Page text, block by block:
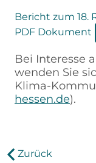
Bericht zum 18.
PDF Dokument
Bei Interesse
wenden Sie
Klima-
hessen.de).
Zurück